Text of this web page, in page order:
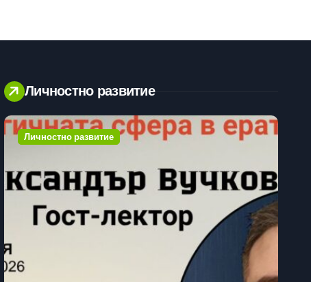
Личностно развитие
Личностно развитие